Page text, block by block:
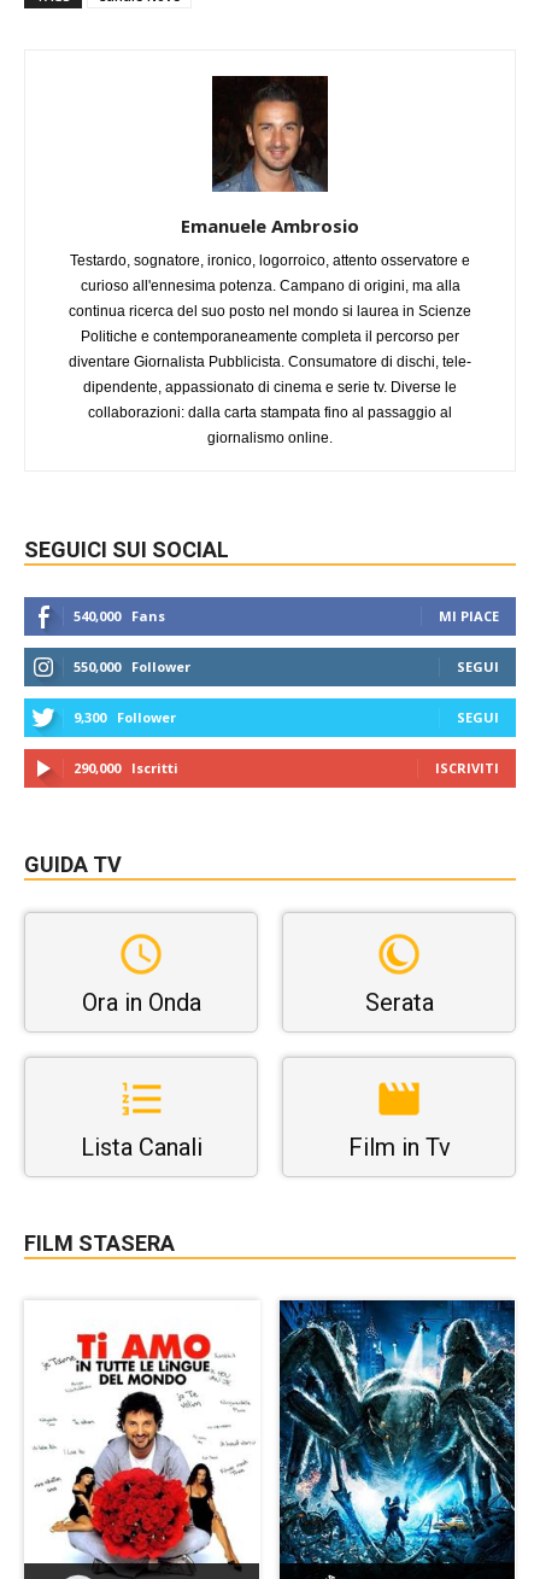
Emanuele Ambrosio
Testardo, sognatore, ironico, logorroico, attento osservatore e
curioso all'ennesima potenza. Campano di origini, ma alla
continua ricerca del suo posto nel mondo si laurea in Scienze
Politiche e contemporaneamente completa il percorso per
diventare Giornalista Pubblicista. Consumatore di dischi, tele-
dipendente, appassionato di cinema e serie tv. Diverse le
collaborazioni: dalla carta stampata fino al passaggio al
giornalismo online.
SEGUICI SUI SOCIAL
540,000 Fans MI PIACE
550,000 Follower SEGUI
9,300 Follower SEGUI
290,000 Iscritti ISCRIVITI
GUIDA TV
Ora in Onda Serata
Lista Canali Film in Tv
FILM STASERA